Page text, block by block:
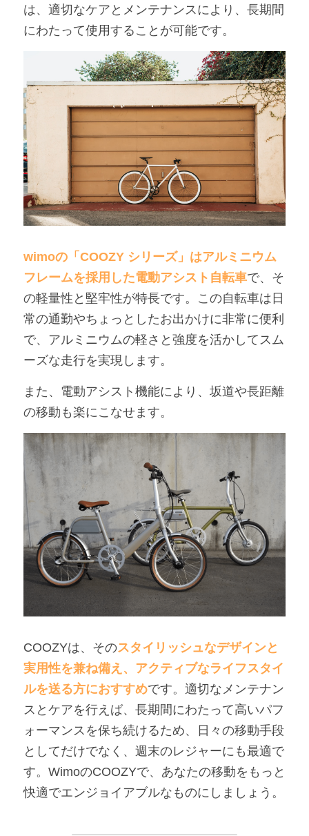
は、適切なケアとメンテナンスにより、長期間
にわたって使用することが可能です。
wimoの「COOZY シリーズ」はアルミニウム
フレームを採用した電動アシスト自転車で、そ
の軽量性と堅牢性が特長です。この自転車は日
常の通勤やちょっとしたお出かけに非常に便利
で、アルミニウムの軽さと強度を活かしてスム
ーズな走行を実現します。
また、電動アシスト機能により、坂道や長距離
の移動も楽にこなせます。
COOZYは、そのスタイリッシュなデザインと
実用性を兼ね備え、アクティブなライフスタイ
ルを送る方におすすめです。適切なメンテナン
スとケアを行えば、長期間にわたって高いパフ
ォーマンスを保ち続けるため、日々の移動手段
としてだけでなく、週末のレジャーにも最適で
す。WimoのCOOZYで、あなたの移動をもっと
快適でエンジョイアブルなものにしましょう。